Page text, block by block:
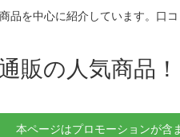
品を中心に紹介しています。口
販の人気商品
本ページはプロモーションが含